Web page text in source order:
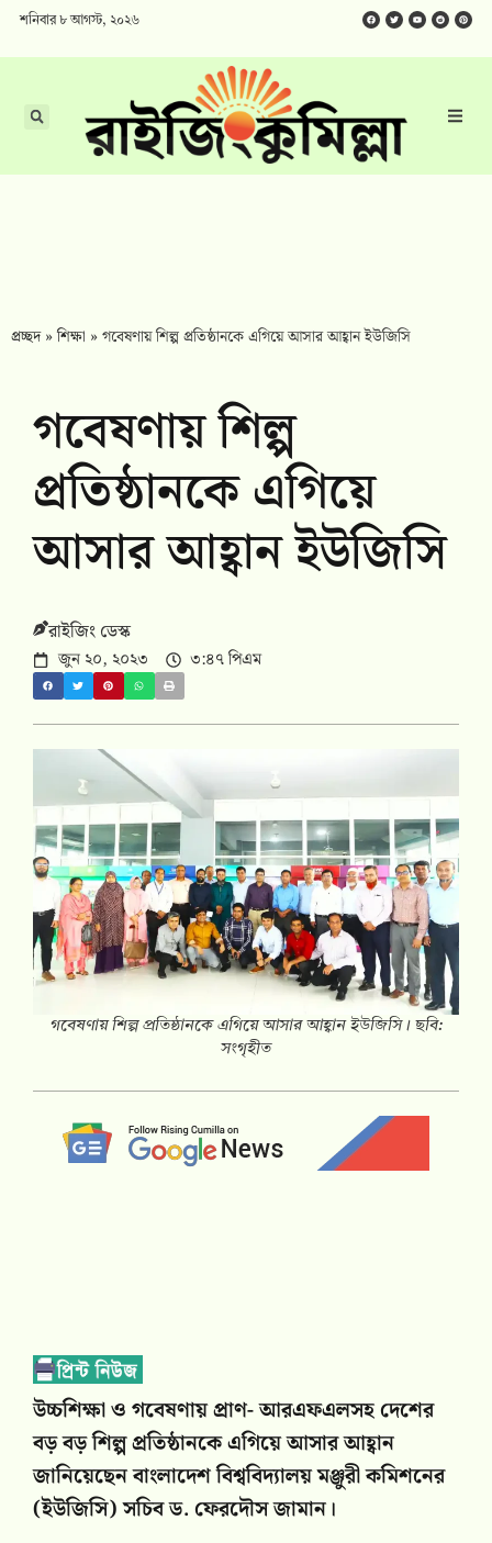
শনিবার ৮ আগস্ট, ২০২৬
প্রচ্ছদ»শিক্ষা »গবেষণায় শিল্প প্রতিষ্ঠানকে এগিয়ে আসার আহ্বান ইউজিসি
গবেষণায় শিল্প
প্রতিষ্ঠানকে এগিয়ে
আসার আহ্বান ইউজিসি
রাইজিং ডেস্ক
জুন ২০, ২০২৩ ৩:৪৭ পিএম
গবেষণায় শিল্প প্রতিষ্ঠানকে এগিয়ে আসার আহ্বান ইউজিসি। ছবি:
সংগৃহীত
উচ্চশিক্ষা ও গবেষণায় প্রাণ- আরএফএলসহ দেশের
বড় বড় শিল্প প্রতিষ্ঠানকে এগিয়ে আসার আহ্বান
জানিয়েছেন বাংলাদেশ বিশ্ববিদ্যালয় মঞ্জুরী কমিশনের
(ইউজিসি) সচিব ড. ফেরদৌস জামান।